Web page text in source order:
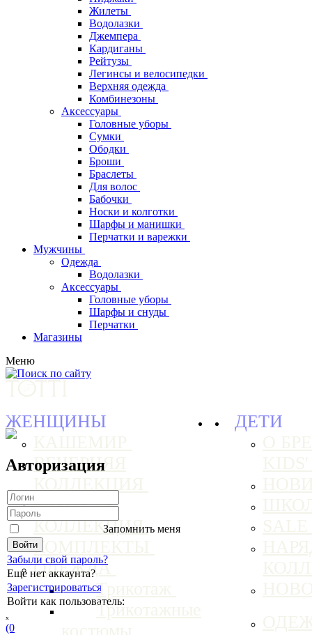
Жилеты
Водолазки
Джемпера
Кардиганы
Рейтузы
Легинсы и велосипедки
Верхняя одежда
Комбинезоны
Аксессуары
Головные уборы
Сумки
Ободки
Броши
Браслеты
Для волос
Бабочки
Носки и колготки
Шарфы и манишки
Перчатки и варежки
Мужчины
Одежда
Водолазки
Аксессуары
Головные уборы
Шарфы и снуды
Перчатки
Магазины
Меню
ЖЕНЩИНЫ
ВЕЧЕРНЯЯ
БАЗОВАЯ
КОЛЛЕКЦИЯ
КОМПЛЕКТЫ
ОДЕЖДА
Трикотаж
Трикотажные
ДЕТИ
Авторизация
Запомнить меня
Забыли свой пароль?
Еще нет аккаунта?
Зарегистрироваться
Войти как пользователь:
ₓ
(0